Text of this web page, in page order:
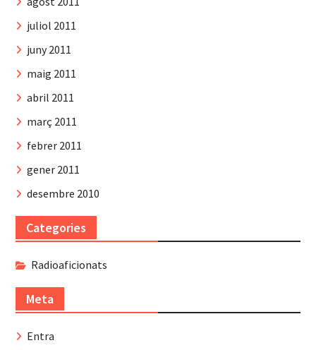
juliol 2011
juny 2011
maig 2011
abril 2011
març 2011
febrer 2011
gener 2011
desembre 2010
Categories
Radioaficionats
Meta
Entra